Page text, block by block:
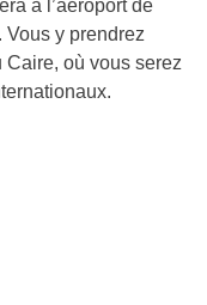
à l’aéroport de
Vous y prendrez
Caire, où vous serez